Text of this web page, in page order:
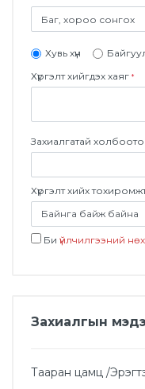
Хувь хүн
Хүргэлт хийгдэх хаяг *
Захиалгатай
Хүргэлт хийх
Би үйлчилгээний
Захиалгын
Тааран цамц /